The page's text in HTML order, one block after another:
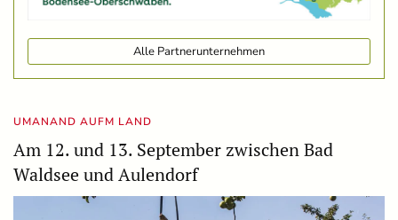
Alle Partnerunternehmen
UMANAND AUFM LAND
Am 12. und 13. September zwischen Bad
Waldsee und Aulendorf